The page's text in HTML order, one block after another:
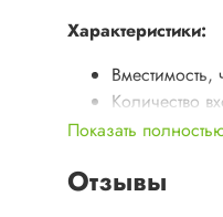
Характеристики:
Вместимость,
Количество
Возможность
Показать
Отзывы